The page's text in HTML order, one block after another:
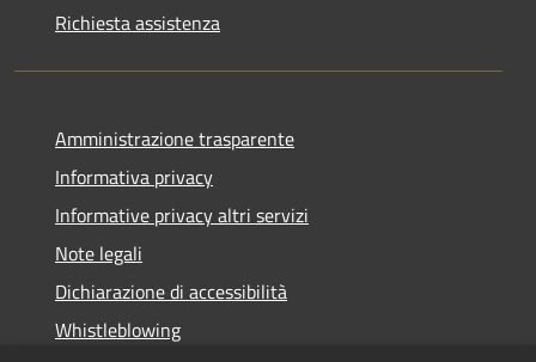
Richiesta assistenza
Amministrazione trasparente
Informativa privacy
Informative privacy altri servizi
Note legali
Dichiarazione di accessibilità
Whistleblowing